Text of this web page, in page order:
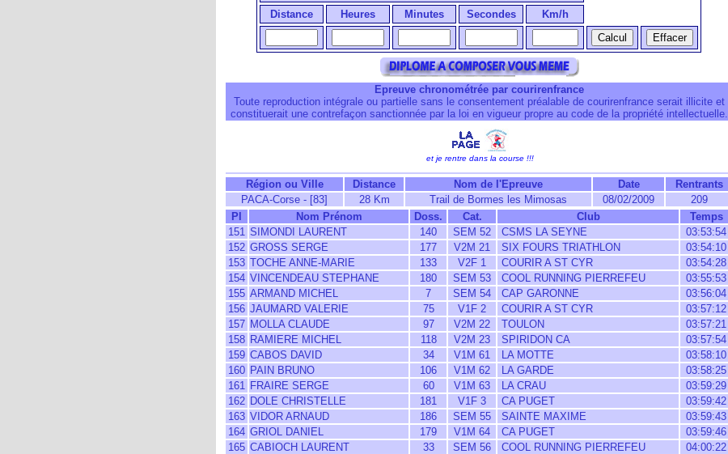
Distance
Heures Minutes Secondes Km/h
Epreuve chronométrée par courirenfrance
Toute reproduction intégrale ou partielle sans le consentement préalable de courirenfrance serait illicite et
constituerait une contrefaçon sanctionnée par la loi en vigueur propre au code de la propriété intellectuelle.
et je rentre dans la course !!!
Région ou Ville Distance Nom de l'Epreuve Date
Rentrants
PACA-Corse - [83]
28 Km Trail de Bormes les Mimosas 08/02/2009
209
Pl
Nom Prénom Doss. Cat. Club
Temps
151 SIMONDI LAURENT 140 SEM 52 CSMS LA SEYNE
03:53:54
152 GROSS SERGE 177 V2M 21 SIX FOURS TRIATHLON
03:54:10
153 TOCHE ANNE-MARIE 133 V2F 1 COURIR A ST CYR
03:54:28
154 VINCENDEAU STEPHANE 180 SEM 53 COOL RUNNING PIERREFEU
03:55:53
155 ARMAND MICHEL 7 SEM 54 CAP GARONNE
03:56:04
156 JAUMARD VALERIE 75 V1F 2 COURIR A ST CYR
03:57:12
157 MOLLA CLAUDE 97 V2M 22 TOULON
03:57:21
158 RAMIERE MICHEL 118 V2M 23 SPIRIDON CA
03:57:54
159 CABOS DAVID 34 V1M 61 LA MOTTE
03:58:10
160 PAIN BRUNO 106 V1M 62 LA GARDE
03:58:25
161 FRAIRE SERGE 60 V1M 63 LA CRAU
03:59:29
162 DOLE CHRISTELLE 181 V1F 3 CA PUGET
03:59:42
163 VIDOR ARNAUD 186 SEM 55 SAINTE MAXIME
03:59:43
164 GRIOL DANIEL 179 V1M 64 CA PUGET
03:59:46
165 CABIOCH LAURENT 33 SEM 56 COOL RUNNING PIERREFEU
04:00:22